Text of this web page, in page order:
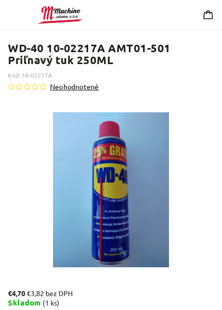
WD-40 10-02217A AMT01-501
Priľnavý tuk 250ML
Kód: 10-02217A
Neohodnotené
€4,70€3,82 bez DPH
Skladom (1 ks)